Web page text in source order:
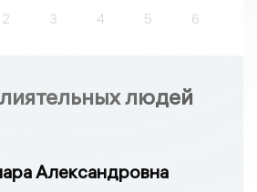
2 3 4 5 6
людей
Александровна